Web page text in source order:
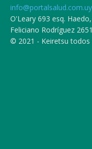
info@portalsalud.com.uy
O'Leary 693 esq.
Feliciano Rodríguez
© 2021 - Keiretsu todos